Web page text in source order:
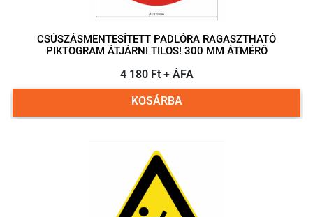
CSÚSZÁSMENTESÍTETT PADLÓRA RAGASZTHATÓ
PIKTOGRAM ÁTJÁRNI TILOS! 300 MM ÁTMÉRŐ
4 180 Ft + ÁFA
KOSÁRBA